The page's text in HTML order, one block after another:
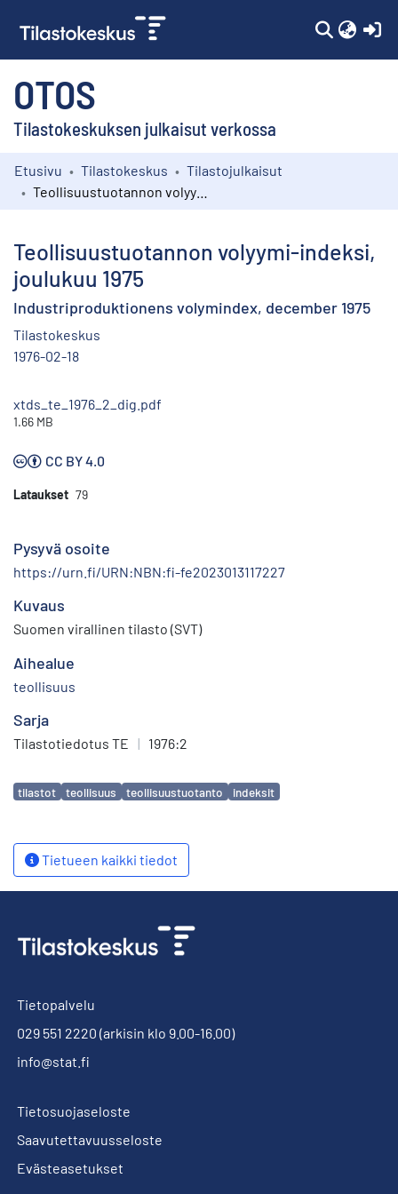
OTOS
Tilastokeskuksen julkaisut verkossa
Kokoelmat
Etusivu Tilastokeskus
Tilastojulkaisut
Teollisuustuotannon volyymi-indeksi,
joulukuu 1975
Industriproduktionens volymindex, december 1975
Tilastokeskus
1976-02-18
xtds_te_1976_2_dig.pdf
1.66 MB
CC BY 4.0
Lataukset 79
Pysyvä osoite
https://urn.fi/URN:NBN:fi-fe2023013117227
Kuvaus
Suomen virallinen tilasto (SVT)
Aihealue
teollisuus
Sarja
Tilastotiedotus TE | 1976:2
Avainsanat
tilastot teollisuus teollisuustuotanto indeksit
Tietueen kaikki tiedot
Tietopalvelu
029 551 2220 (arkisin klo 9.00-16.00)
info@stat.fi
Tietosuojaseloste
Saavutettavuusseloste
Evästeasetukset